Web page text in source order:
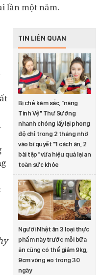
lần một năm.
TIN LIÊN QUAN
Bị chê kém sắc, "nàng
Tinh Vệ" Thư Sướng
nhanh chóng lấy lại phong
độ chỉ trong 2 tháng nhờ
vào bí quyết "1 cách ăn, 2
bài tập" vừa hiệu quả lại an
toàn sức khỏe
Người Nhật ăn 3 loại thực
phẩm này trước mỗi bữa
ăn cũng có thể giảm 9kg,
9cm vòng eo trong 30
ngày